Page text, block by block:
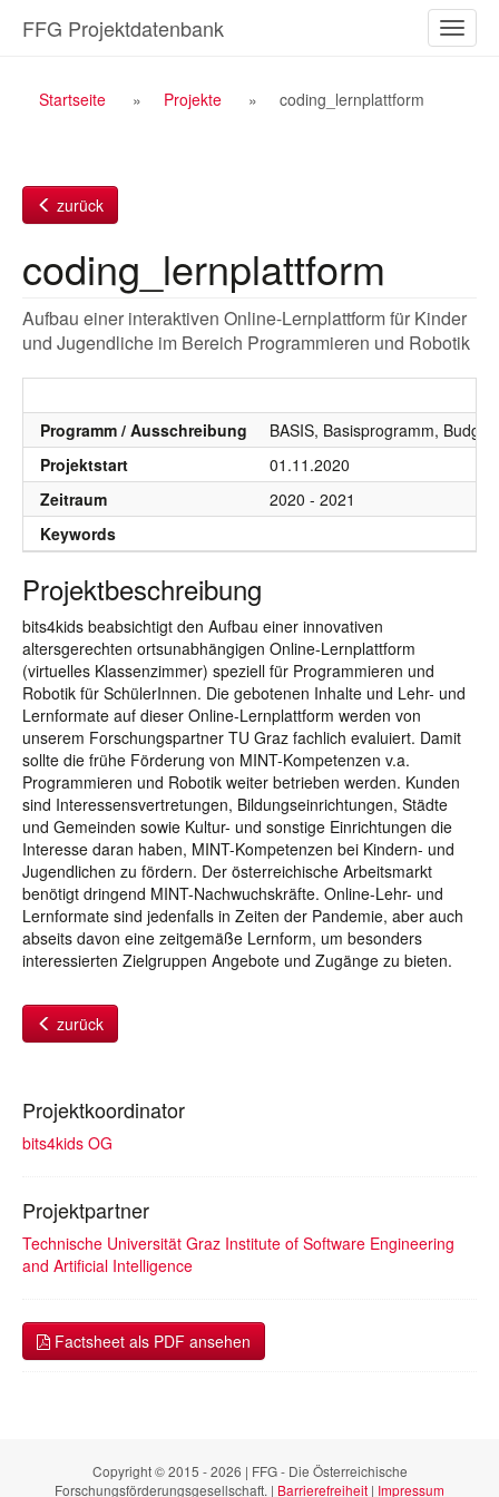
Inhalt
ein-/
FFG Projektdatenbank
Breadcrumb
Startseite Projekte coding_lernplattform
zurück
coding_lernplattform
Aufbau einer interaktiven Online-Lernplattform für Kinder
und Jugendliche im Bereich Programmieren und Robotik
Programm / Ausschreibung
BASIS, Basisprogramm,
Projektstart
01.11.2020
Zeitraum
2020 - 2021
Keywords
Projektbeschreibung
bits4kids beabsichtigt den Aufbau einer innovativen
altersgerechten ortsunabhängigen Online-Lernplattform
(virtuelles Klassenzimmer) speziell für Programmieren und
Robotik für SchülerInnen. Die gebotenen Inhalte und Lehr- und
Lernformate auf dieser Online-Lernplattform werden von
unserem Forschungspartner TU Graz fachlich evaluiert. Damit
sollte die frühe Förderung von MINT-Kompetenzen v.a.
Programmieren und Robotik weiter betrieben werden. Kunden
sind Interessensvertretungen, Bildungseinrichtungen, Städte
und Gemeinden sowie Kultur- und sonstige Einrichtungen die
Interesse daran haben, MINT-Kompetenzen bei Kindern- und
Jugendlichen zu fördern. Der österreichische Arbeitsmarkt
benötigt dringend MINT-Nachwuchskräfte. Online-Lehr- und
Lernformate sind jedenfalls in Zeiten der Pandemie, aber auch
abseits davon eine zeitgemäße Lernform, um besonders
interessierten Zielgruppen Angebote und Zugänge zu bieten.
zurück
Projektkoordinator
bits4kids OG
Projektpartner
Technische Universität Graz Institute of Software Engineering
and Artificial Intelligence
Factsheet als PDF ansehen
Copyright © 2015 - 2026 | FFG - Die Österreichische
Forschungsförderungsgesellschaft. | Barrierefreiheit | Impressum